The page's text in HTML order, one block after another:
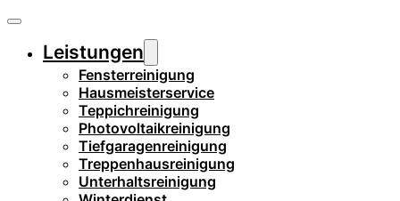
Leistungen
Fensterreinigung
Hausmeisterservice
Teppichreinigung
Photovoltaikreinigung
Tiefgaragenreinigung
Treppenhausreinigung
Unterhaltsreinigung